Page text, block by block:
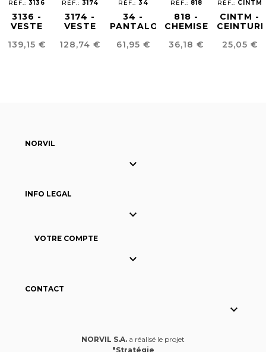
RÉF.: 3136
3136 -
VESTE
HOMME
Prix
139,15 €
RÉF.: 3174
3174 -
VESTE
ARTIA
Prix
128,74 €
RÉF.: 34
34 -
PANTALON
REGULAR
Prix
61,95 €
RÉF.: 818
818 -
CHEMISE
EN FIL À
Prix
36,18 €
RÉF.: CINTM
CINTM -
CEINTURE
EN CUIR
Prix
25,05 €
NORVIL

INFO LEGAL

VOTRE COMPTE

CONTACT

NORVIL S.A. a réalisé le projet
"Stratégie